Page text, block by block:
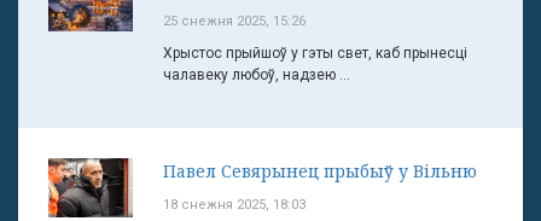
25 снежня 2025, 15:26
Хрыстос прыйшоў у гэты свет, каб прынесці
чалавеку любоў, надзею ...
Павел Севярынец прыбыў у Вільню
18 снежня 2025, 18:03